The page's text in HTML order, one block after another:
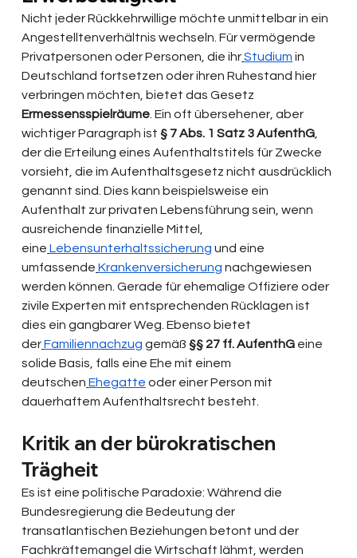
Nicht jeder Rückkehrwillige möchte unmittelbar in ein
Angestelltenverhältnis wechseln. Für vermögende
Privatpersonen oder Personen, die ihrStudium in
Deutschland fortsetzen oder ihren Ruhestand hier
verbringen möchten, bietet das Gesetz
Ermessensspielräume . Ein oft übersehener, aber
wichtiger Paragraph ist § 7 Abs. 1 Satz 3 AufenthG
der die Erteilung eines Aufenthaltstitels für Zwecke
vorsieht, die im Aufenthaltsgesetz nicht ausdrücklich
genannt sind. Dies kann beispielsweise ein
Aufenthalt zur privaten Lebensführung sein, wenn
ausreichende finanzielle Mittel,
eine Lebensunterhaltssicherung und eine
umfassende Krankenversicherung nachgewiesen
werden können. Gerade für ehemalige Offiziere oder
zivile Experten mit entsprechenden Rücklagen ist
dies ein gangbarer Weg. Ebenso bietet
derFamiliennachzug gemäß §§ 27 ff. AufenthG eine
solide Basis, falls eine Ehe mit einem
deutschen Ehegatte oder einer Person mit
dauerhaftem Aufenthaltsrecht besteht.
Kritik an der bürokratischen
Trägheit
Es ist eine politische Paradoxie: Während die
Bundesregierung die Bedeutung der
transatlantischen Beziehungen betont und der
Fachkräftemangel die Wirtschaft lähmt, werden